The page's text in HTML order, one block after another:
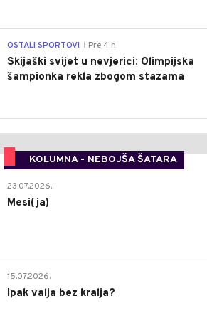
OSTALI SPORTOVI Pre 4 h
Skijaški svijet u nevjerici: Olimpijska
šampionka rekla zbogom stazama
KOLUMNA - NEBOJŠA ŠATARA
23.07.2026.
Mesi(ja)
15.07.2026.
Ipak valja bez kralja?